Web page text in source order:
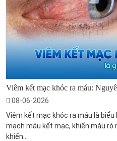
Viêm kết mạc khóc ra máu:
08-06-2026
Viêm kết mạc khóc ra máu là
mạch máu kết mạc, khiến máu rò
khiến...